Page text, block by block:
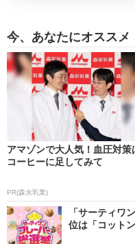
今、あなたにオススメ
アマゾンで大人気！血圧対策
コーヒーに足してみて
PR(森永乳業)
「サーティワ
位は「コット